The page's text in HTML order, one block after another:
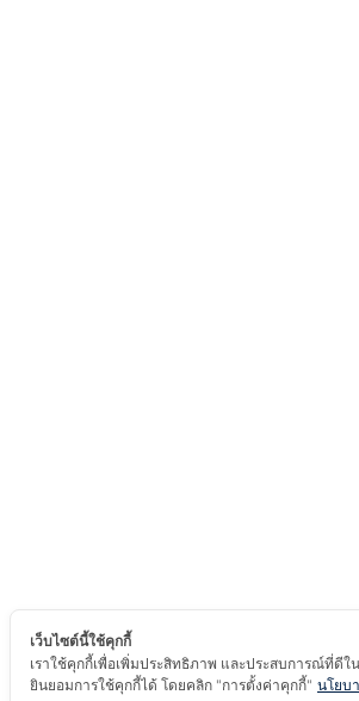
เว็บไซต์นี้ใช้คุกกี้
เราใช้คุกกี้เพื่อเพิ่มประสิทธิภาพ และประสบการณ์ที่ดี
ยินยอมการใช้คุกกี้ได้ โดยคลิก "การตั้งค่าคุกกี้" นโยบ